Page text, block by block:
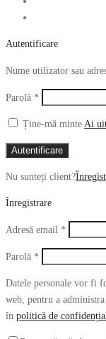
Autentificare
Nume utilizator sau
Parolă *
Ține-mă minte Ai
Autentificare
Nu sunteți client?
Înregistrare
Adresă email *
Parolă *
Datele personale vor fi
web, pentru a
în politică de